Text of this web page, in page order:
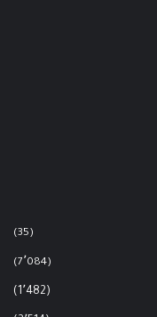
(35)
(7٬084)
(1٬482)